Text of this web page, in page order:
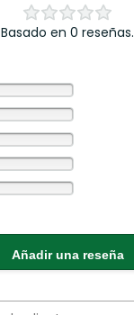
Basado en 0 reseñas.
Añadir una reseña